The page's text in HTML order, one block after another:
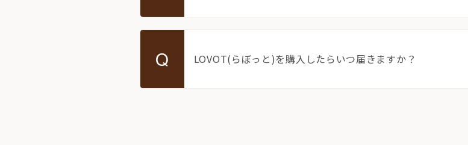
Q LOVOT(らぼっと)を購入したらいつ届きますか？